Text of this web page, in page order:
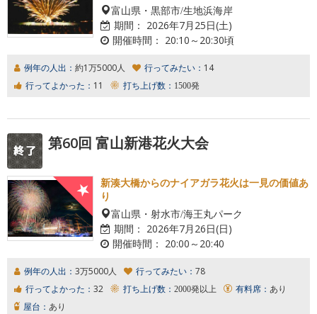
富山県・黒部市/生地浜海岸
期間： 2026年7月25日(土)
開催時間： 20:10～20:30頃
例年の人出： 約1万5000人 行ってみたい： 14
行ってよかった： 11 打ち上げ数： 1500発
第60回 富山新港花火大会
新湊大橋からのナイアガラ花火は一見の価値あ
り
富山県・射水市/海王丸パーク
期間： 2026年7月26日(日)
開催時間： 20:00～20:40
例年の人出： 3万5000人 行ってみたい： 78
行ってよかった： 32 打ち上げ数： 2000発以上 有料席： あり
屋台： あり